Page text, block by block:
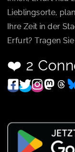
Lieblingsorte,
Ihre Zeit in der
Erfurt? Tragen
❤️ 2